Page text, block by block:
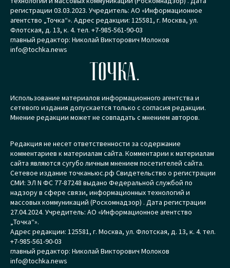
регистрации 03.03.2023. Учредитель: АО «Информационное
агентство „Точка“». Адрес редакции: 125581, г. Москва, ул.
Флотская, д. 13, к. 4. тел. +7-985-561-90-03
главный редактор: Николай Викторович Молоков
info@tochka.news
ТОЧКА.
Использование материалов информационного агентства и
сетевого издания допускается только с согласия редакции.
Мнение редакции может не совпадать с мнением авторов.
Редакция не несет ответственности за содержание
комментариев к материалам сайта. Комментарии к материалам
сайта являются сугубо личным мнением посетителей сайта.
Сетевое издание точканьюс.рф Свидетельство о регистрации
СМИ: ЭЛ N ФС 77-87248 выдано Федеральной службой по
надзору в сфере связи, информационных технологий и
массовых коммуникаций (Роскомнадзор) . Дата регистрации
27.04.2024. Учредитель: АО «Информационное агентство
„Точка“».
Адрес редакции: 125581, г. Москва, ул. Флотская, д. 13, к. 4. тел.
+7-985-561-90-03
главный редактор: Николай Викторович Молоков
info@tochka.news